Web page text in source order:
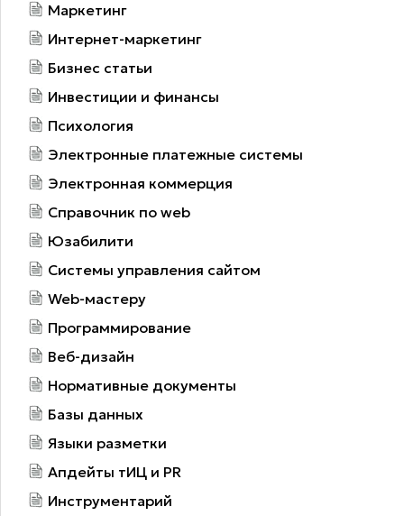
Маркетинг
Интернет-маркетинг
Бизнес статьи
Инвестиции и финансы
Психология
Электронные платежные системы
Электронная коммерция
Справочник по web
Юзабилити
Системы управления сайтом
Web-мастеру
Программирование
Веб-дизайн
Нормативные документы
Базы данных
Языки разметки
Апдейты тИЦ и PR
Инструментарий